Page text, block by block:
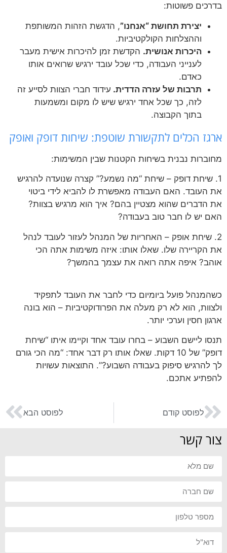
בדרכים פשוטות:
יצירת תחושת “אנחנו”, הדגשת הזהות המשותפת
וההצלחות הקולקטיביות.
היכרות אנושית. הקדשת זמן להיכרות אישית מעבר
לענייני העבודה, כדי שכל עובד ירגיש שרואים אותו
כאדם.
תרבות של עזרה הדדית. עידוד חברי הצוות לסייע זה
לזה, כך שכל אחד ירגיש שיש לו מקום ומשמעות
בתוך הקבוצה.
ארגז הכלים לתקשורת שוטפת: שיחות דופק ואופק
מחוברות נבנית בשיחות הקטנות שבין המשימות:
1. שיחת דופק – שיחת “מה נשמע?” קצרה שנועדה להרגיש
את העובד. האם העבודה מאפשרת לו להביא לידי ביטוי
את הדברים שהוא מצטיין בהם? איך הוא מרגיש בצוות?
האם יש לו חבר טוב בעבודה?
2. שיחת אופק – האחריות של המנהל לעזור לעובד לנהל
את הקריירה שלו. שאלו אותו: איזה משימות אתה הכי
אוהב? איפה אתה רואה את עצמך בהמשך?
כשהמנהל פועל ביומיום כדי לחבר את העובד לתפקיד
ולצוות, הוא לא רק מעלה את הפרודוקטיביות – הוא בונה
ארגון חסין וערכי יותר.
תנסו ליישם השבוע – בחרו עובד אחד וקיימו איתו “שיחת
דופק” של 10 דקות. שאלו אותו רק דבר אחד: “מה הכי גורם
לך להרגיש סיפוק בעבודה השבוע?”. התוצאות עשויות
להפתיע אתכם.
לפוסט קודם לפוסט הבא
צור קשר